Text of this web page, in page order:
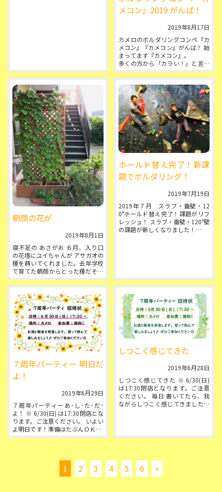
メコン』2019 がんば！
2019年8月17日
カメロのボルダリングコンペ『カ
メコン』『カメコン』がんば！ 始
まってます『カメコン』。
多くの方から「カラい！」と言わ
れております。そうです、カラく
作ってるんです。だから「...
朝顔の花が
2019年8月1日
寝不足の あさがお ６月、入り口
の花壇にユイちゃんが アサガオの
種を蒔いてくれました。去年学校
で育てた朝顔からとった種だそう
です。毎日お水をたっぷりあげて
たら、こんなに大...
ホールド替え完了！新課
題でボルダリング！
2019年7月19日
2019年７月 スラブ・垂壁・12
0°ホールド替え完了！課題がリフ
レッシュ！ スラブ・垂壁・120°壁
の課題が新しくなりました！
７周年パーティー 明日だ
よ！
2019年6月29日
７周年パーティーあ･し･た･だ･
よ！ ※ 6/30(日) は17:30閉店とな
ります。ご注意ください。 いよい
よ明日です！準備はたぶんＯＫ。
煮豚も作ったよ！...
しつこく感じてきた
2019年6月28日
しつこく感じてきた ※ 6/30(日)
は17:30閉店となります。ご注意
ください。 毎日 書いてたら、我
ながらしつこく感じてきました。
1 2 3 4 5 6 »